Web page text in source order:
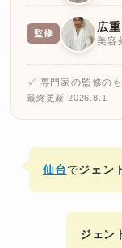
監修 広
美容
専門家の監修の
最終更新 2026.8.1
仙台でジェン
ジェン